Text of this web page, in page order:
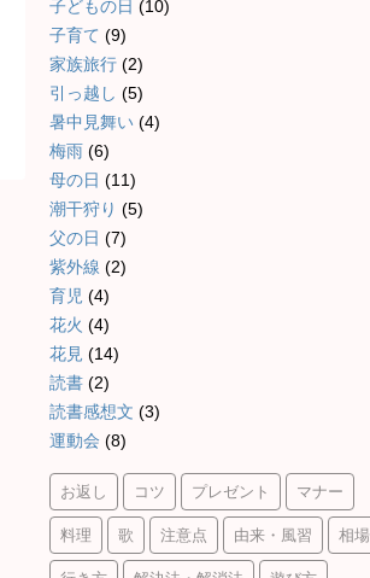
子どもの日 (10)
子育て (9)
家族旅行 (2)
引っ越し (5)
暑中見舞い (4)
梅雨 (6)
母の日 (11)
潮干狩り (5)
父の日 (7)
紫外線 (2)
育児 (4)
花火 (4)
花見 (14)
読書 (2)
読書感想文 (3)
運動会 (8)
お返し コツ プレゼント マナー
料理 歌 注意点 由来・風習 相場